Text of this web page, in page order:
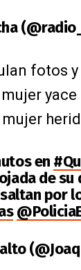
fotos
en
de
por